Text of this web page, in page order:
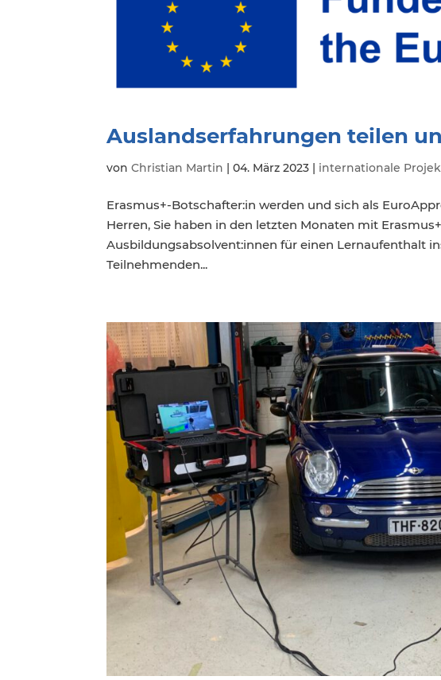
Auslandserfahrungen teilen
vonChristian Martin |04. März 2023 | internationale
Erasmus+-Botschafter:in werden und sich als
Herren, Sie haben in den letzten Monaten mit
Ausbildungsabsolvent:innen für einen Lernaufenthalt
Teilnehmenden...